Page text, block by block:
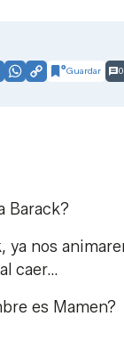
WhatsApp
CopyGuardar 0
Barack?
ya nos
caer…
es Mamen?